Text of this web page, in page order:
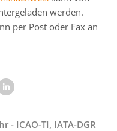
werden.
per Post oder Fax an
ICAO-TI, IATA-DGR